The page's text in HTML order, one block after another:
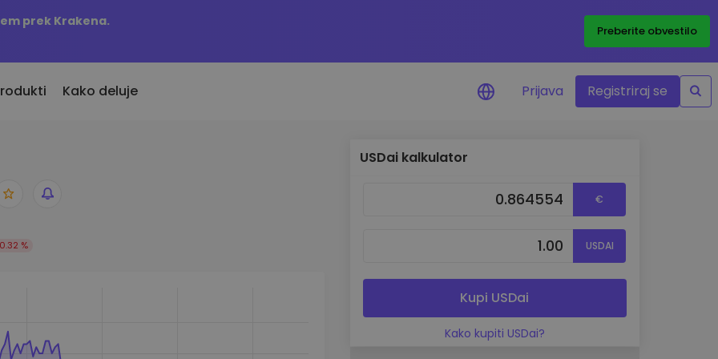
prek Krakena.
Preberite obvestilo
dodani
dodane kriptovalute
bi bil vreden
Analitika portfelja
Kako deluje Prijava Registriraj se
%
USDai kalkulator
€
USDAI
Kupi USDai
Kako kupiti USDai?